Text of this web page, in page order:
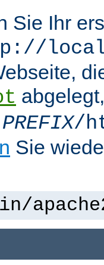
Sie Ihr
PREFIX/
Sie